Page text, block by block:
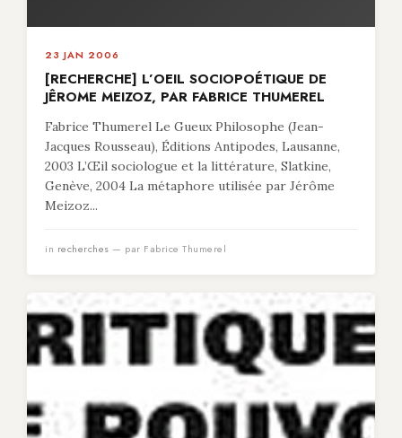
23 JAN 2006
[RECHERCHE] L’OEIL SOCIOPOÉTIQUE DE
JÊROME MEIZOZ, PAR FABRICE THUMEREL
Fabrice Thumerel Le Gueux Philosophe (Jean-
Jacques Rousseau), Éditions Antipodes, Lausanne,
2003 L’Œil sociologue et la littérature, Slatkine,
Genève, 2004 La métaphore utilisée par Jérôme
Meizoz...
in recherches — par Fabrice Thumerel